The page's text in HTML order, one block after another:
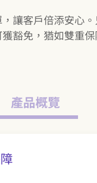
讓客戶倍添安心
豁免，猶如雙重
產品概覽